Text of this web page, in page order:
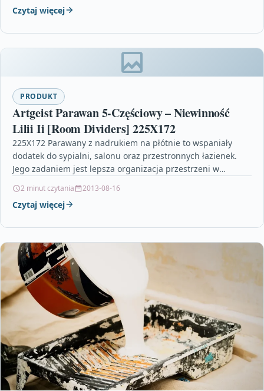
Czytaj więcej
PRODUKT
Artgeist Parawan 5-Częściowy – Niewinność
Lilii Ii [Room Dividers] 225X172
225X172 Parawany z nadrukiem na płótnie to wspaniały
dodatek do sypialni, salonu oraz przestronnych łazienek.
Jego zadaniem jest lepsza organizacja przestrzeni w
2 minut czytania 2013-08-16
Czytaj więcej